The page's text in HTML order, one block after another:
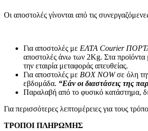
Ψηφιακοί Δέκτες
Δορυφορικοί Δέκτες
Πεδιόμετρα
Ενισχυτές Modulator
Διακλαδωτές – Splitter
Πρίζες-Adaptors ΦΙΣ
Καλώδια Κεραίας
Εικόνα – Ήχος
Οι αποστολές γίνονται από τις
Για αποστολές με ΕΛΤΑ Courier
αποστολές άνω των 2Κg. Στα προϊόντα
την εταιρία μεταφοράς απευθείας.
Για αποστολές με BOX NOWσε όλη
εβδομάδα. “Εάν οι διαστάσεις της
Παραλαβή από το φυσικό κατάστημα,
Για περισσότερες λεπτομέρειες για τους
ΤΡΟΠΟΙ ΠΛΗΡΩΜΗΣ